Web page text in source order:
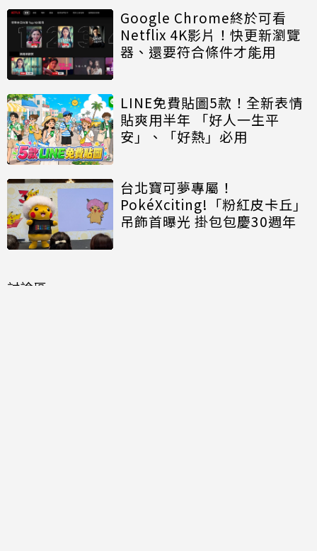
Google Chrome終於可看
Netflix 4K影片！快更新瀏覽
器、還要符合條件才能用
LINE免費貼圖5款！全新表情
貼爽用半年 「好人一生平
安」、「好熱」必用
台北寶可夢專屬！
PokéXciting!「粉紅皮卡丘」
吊飾首曝光 掛包包慶30週年
討論區